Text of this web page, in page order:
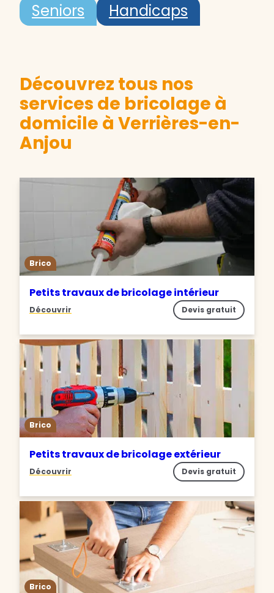
Seniors Handicaps
Découvrez tous nos
services de bricolage à
domicile à Verrières-en-
Anjou
Brico
Petits travaux de bricolage intérieur
Découvrir Devis gratuit
Brico
Petits travaux de bricolage extérieur
Découvrir Devis gratuit
Brico